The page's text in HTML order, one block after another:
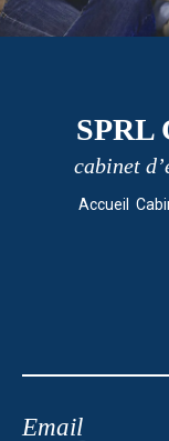
SPRL
cabinet
Accueil
Email